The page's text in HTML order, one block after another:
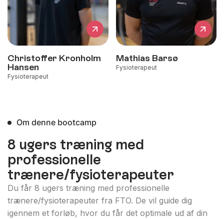
Christoffer Kronholm
Hansen
Fysioterapeut
Mathias Barsø
Fysioterapeut
Om denne bootcamp
8 ugers træning med
professionelle
trænere/fysioterapeuter
Du får 8 ugers træning med professionelle
trænere/fysioterapeuter fra FTO. De vil guide dig
igennem et forløb, hvor du får det optimale ud af din